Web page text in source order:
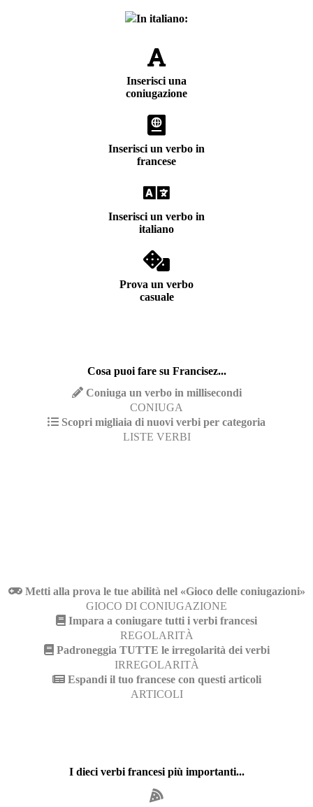
In italiano:
Inserisci una
coniugazione
Inserisci un verbo in
francese
Inserisci un verbo in
italiano
Prova un verbo
casuale
Cosa puoi fare su Francisez...
Coniuga un verbo in millisecondi
CONIUGA
Scopri migliaia di nuovi verbi per categoria
LISTE VERBI
Metti alla prova le tue abilità nel «Gioco delle coniugazioni»
GIOCO DI CONIUGAZIONE
Impara a coniugare tutti i verbi francesi
REGOLARITÀ
Padroneggia TUTTE le irregolarità dei verbi
IRREGOLARITÀ
Espandi il tuo francese con questi articoli
ARTICOLI
I dieci verbi francesi più importanti...